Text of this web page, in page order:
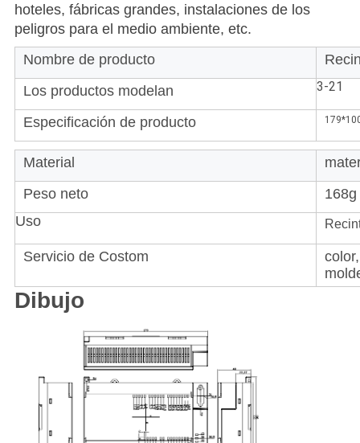
hoteles, fábricas grandes, instalaciones de los
peligros para el medio ambiente, etc.
Nombre de producto
Los productos modelan
3-21
Especificación de producto
Material
Peso neto
168g
Uso
Servicio de Costom
Dibujo